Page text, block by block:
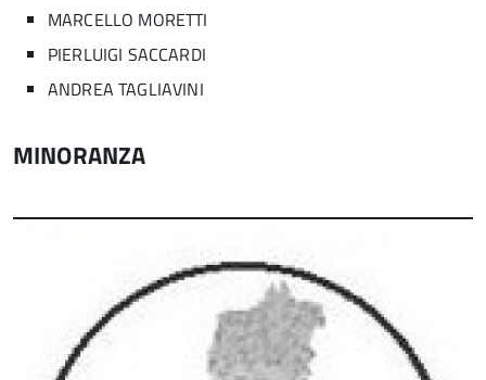
MARCELLO MORETTI
PIERLUIGI SACCARDI
ANDREA TAGLIAVINI
MINORANZA